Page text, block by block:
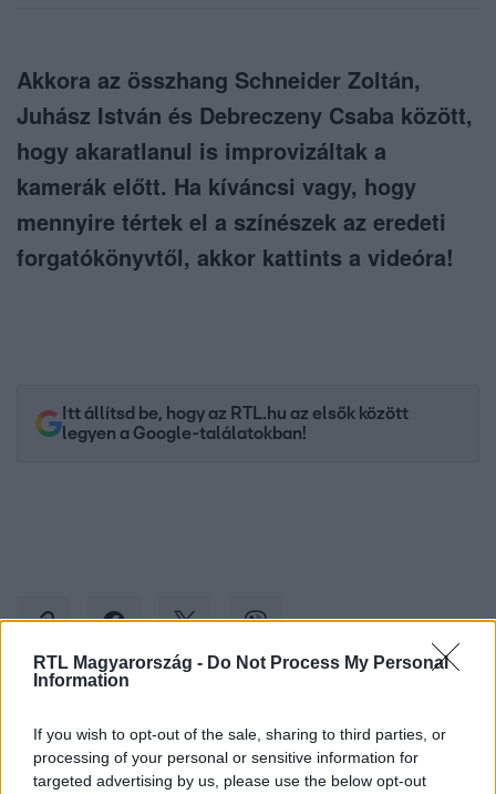
RTL Magyarország - Do Not Process My Personal
Information
If you wish to opt-out of the sale, sharing to third parties, or
processing of your personal or sensitive information for
targeted advertising by us, please use the below opt-out
Akkora az összhang Schneider Zoltán,
Juhász István és Debreczeny Csaba között,
hogy akaratlanul is improvizáltak a
kamerák előtt. Ha kíváncsi vagy, hogy
mennyire tértek el a színészek az eredeti
forgatókönyvtől, akkor kattints a videóra!
Itt állítsd be, hogy az RTL.hu az elsők között
legyen a Google-találatokban!
Kövess minket, és értesülj a friss hírekről a
Facebookon is!